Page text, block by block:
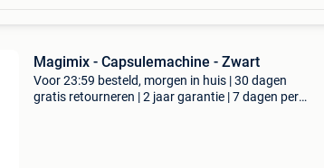
Magimix - Capsulemachine - Zwart
Voor 23:59 besteld, morgen in huis | 30 dagen
gratis retourneren | 2 jaar garantie | 7 dagen per